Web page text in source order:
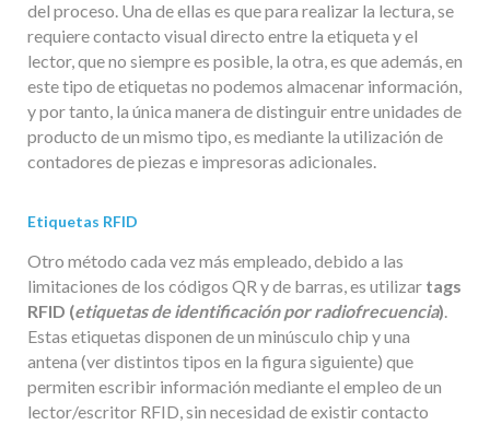
del proceso. Una de ellas es que para realizar la lectura, se
requiere contacto visual directo entre la etiqueta y el
lector, que no siempre es posible, la otra, es que además, en
este tipo de etiquetas no podemos almacenar información,
y por tanto, la única manera de distinguir entre unidades de
producto de un mismo tipo, es mediante la utilización de
contadores de piezas e impresoras adicionales.
Etiquetas RFID
Otro método cada vez más empleado, debido a las
limitaciones de los códigos QR y de barras, es utilizar tags
RFID (etiquetas de identificación por radiofrecuencia).
Estas etiquetas disponen de un minúsculo chip y una
antena (ver distintos tipos en la figura siguiente) que
permiten escribir información mediante el empleo de un
lector/escritor RFID, sin necesidad de existir contacto